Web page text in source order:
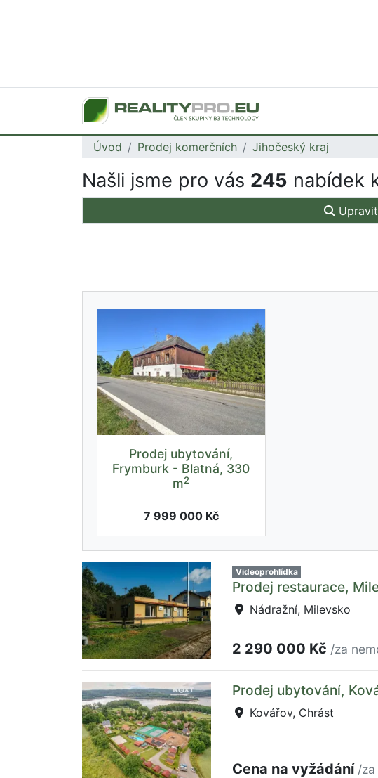
Úvod Prodej komerčních Jihočeský kraj
Našli jsme pro vás 245 nabídek
Prodej ubytování,
Frymburk - Blatná, 330
m2
7 999 000 Kč
Videoprohlídka
Prodej restaurace,
Nádražní, Milevsko
2 290 000 Kč /za
Prodej ubytování,
Kovářov, Chrást
Cena na vyžádání /